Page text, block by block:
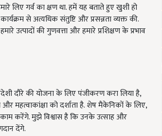
लिए गर्व का क्षण था. हमें यह बताते हुए खुशी हो
से अत्यधिक संतुष्टि और प्रसन्नता व्यक्त की.
उत्पादों की गुणवत्ता और हमारे प्रशिक्षण के प्रभाव
दौरे की योजना के लिए पंजीकरण करा लिया है,
और महत्वाकांक्षा को दर्शाता है. शेष मैकेनिकों के लिए,
करेंगे. मुझे विश्वास है कि उनके उत्साह और
देंगे.